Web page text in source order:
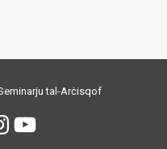
tal-Arċisqof
YouTube